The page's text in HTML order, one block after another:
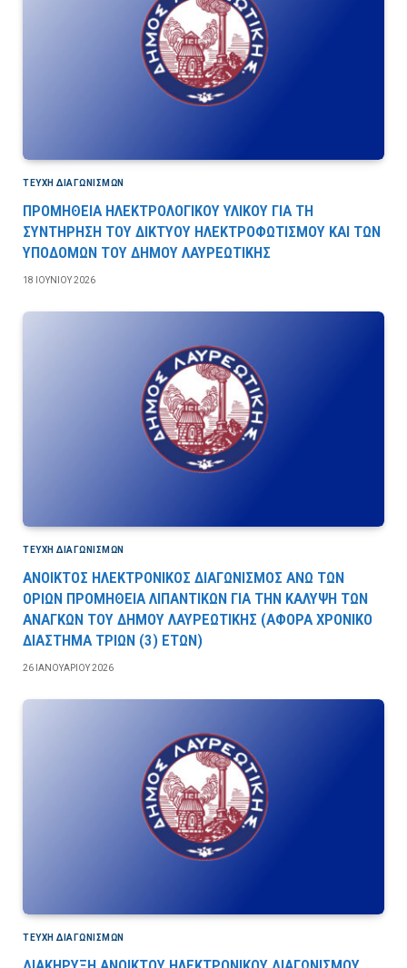
ΤΕΎΧΗ ΔΙΑΓΩΝΙΣΜΏΝ
ΠΡΟΜΗΘΕΙΑ ΗΛΕΚΤΡΟΛΟΓΙΚΟΥ ΥΛΙΚΟΥ ΓΙΑ ΤΗ
ΣΥΝΤΗΡΗΣΗ ΤΟΥ ΔΙΚΤΥΟΥ ΗΛΕΚΤΡΟΦΩΤΙΣΜΟΥ ΚΑΙ ΤΩΝ
ΥΠΟΔΟΜΩΝ ΤΟΥ ΔΗΜΟΥ ΛΑΥΡΕΩΤΙΚΗΣ
18 ΙΟΥΝΊΟΥ 2026
ΤΕΎΧΗ ΔΙΑΓΩΝΙΣΜΏΝ
ΑΝΟΙΚΤΟΣ ΗΛΕΚΤΡΟΝΙΚΟΣ ΔΙΑΓΩΝΙΣΜΟΣ ΑΝΩ ΤΩΝ
ΟΡΙΩΝ ΠΡΟΜΗΘΕΙΑ ΛΙΠΑΝΤΙΚΩΝ ΓΙΑ ΤΗΝ ΚΑΛΥΨΗ ΤΩΝ
ΑΝΑΓΚΩΝ ΤΟΥ ΔΗΜΟΥ ΛΑΥΡΕΩΤΙΚΗΣ (ΑΦΟΡΑ ΧΡΟΝΙΚΟ
ΔΙΑΣΤΗΜΑ ΤΡΙΩΝ (3) ΕΤΩΝ)
26 ΙΑΝΟΥΑΡΊΟΥ 2026
ΤΕΎΧΗ ΔΙΑΓΩΝΙΣΜΏΝ